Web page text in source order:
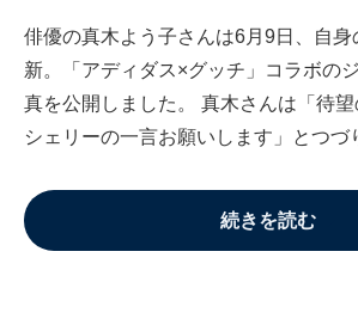
俳優の真木よう子さんは6月9日、自身
新。「アディダス×グッチ」コラボの
真を公開しました。 真木さんは「待望
シェリーの一言お願いします」とつづ
続きを読む